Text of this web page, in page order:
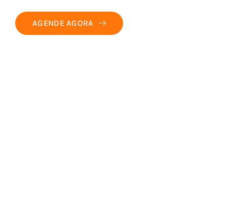
AGENDE AGORA